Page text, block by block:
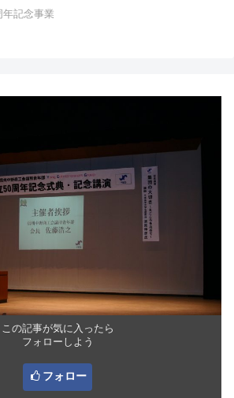
年記念事業
この記事が気に入ったら
フォローしよう
フォロー